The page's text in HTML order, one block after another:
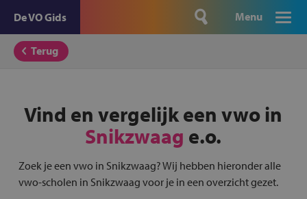
De VO Gids Menu
Terug
Vind en vergelijk een vwo in
Snikzwaag e.o.
Zoek je een vwo in Snikzwaag? Wij hebben hieronder alle
vwo-scholen in Snikzwaag voor je in een overzicht gezet.